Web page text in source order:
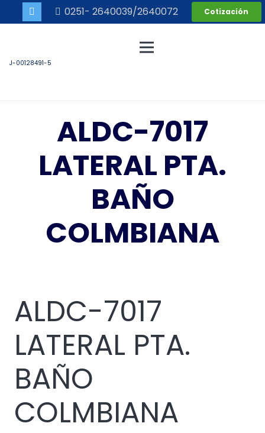
0251- 2640039/2640072 Cotización
J-00128491-5
ALDC-7017
LATERAL PTA.
BAÑO
COLMBIANA
ALDC-7017
LATERAL PTA.
BAÑO
COLMBIANA